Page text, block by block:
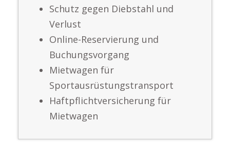
Schutz gegen Diebstahl und
Verlust
Online-Reservierung und
Buchungsvorgang
Mietwagen für
Sportausrüstungstransport
Haftpflichtversicherung für
Mietwagen